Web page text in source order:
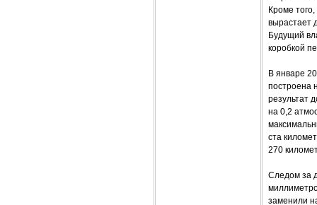
Кроме
вырастает
Будущий
коробкой
В январе
построена
результат
на 0,2
ста
270
Следом за
заменили